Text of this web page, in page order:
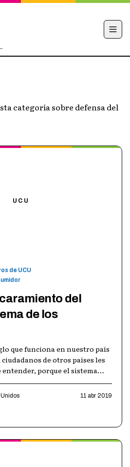
categoría sobre defensa del
UCU
de UCU
del
de los
que funciona en nuestro país
de otros países les
porque el sistema
11 abr 2019